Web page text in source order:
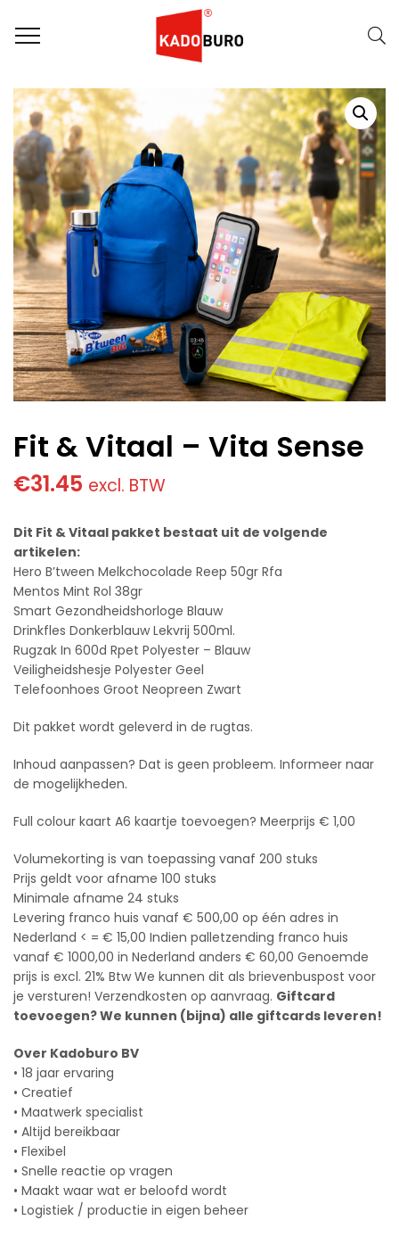
Home
Fit en Vitaal pakketten
Fit & Vitaal – Vita Sense
Fit & Vitaal – Vita Sense
€31.45 excl. BTW
Dit Fit & Vitaal pakket bestaat uit de volgende
artikelen:
Hero B’tween Melkchocolade Reep 50gr Rfa
Mentos Mint Rol 38gr
Smart Gezondheidshorloge Blauw
Drinkfles Donkerblauw Lekvrij 500ml.
Rugzak In 600d Rpet Polyester – Blauw
Veiligheidshesje Polyester Geel
Telefoonhoes Groot Neopreen Zwart
Dit pakket wordt geleverd in de rugtas.
Inhoud aanpassen? Dat is geen probleem. Informeer naar
de mogelijkheden.
Full colour kaart A6 kaartje toevoegen? Meerprijs € 1,00
Volumekorting is van toepassing vanaf 200 stuks
Prijs geldt voor afname 100 stuks
Minimale afname 24 stuks
Levering franco huis vanaf € 500,00 op één adres in
Nederland < = € 15,00 Indien palletzending franco huis
vanaf € 1000,00 in Nederland anders € 60,00 Genoemde
prijs is excl. 21% Btw We kunnen dit als brievenbuspost voor
je versturen! Verzendkosten op aanvraag. Giftcard
toevoegen? We kunnen (bijna) alle giftcards leveren!
Over Kadoburo BV
• 18 jaar ervaring
• Creatief
• Maatwerk specialist
• Altijd bereikbaar
• Flexibel
• Snelle reactie op vragen
• Maakt waar wat er beloofd wordt
• Logistiek / productie in eigen beheer